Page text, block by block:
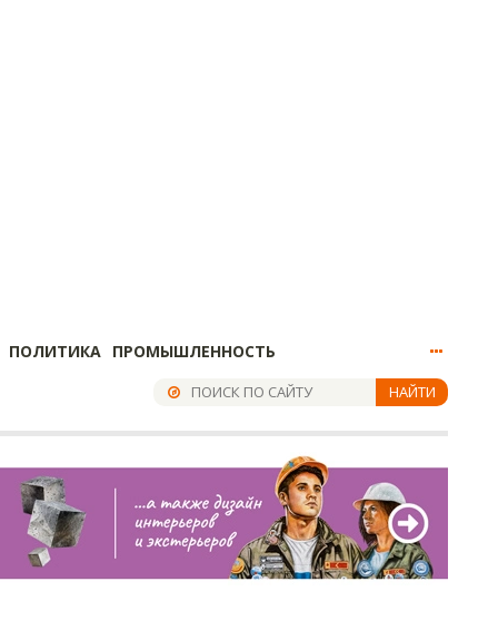
ПОЛИТИКА ПРОМЫШЛЕННОСТЬ
НАЙТИ